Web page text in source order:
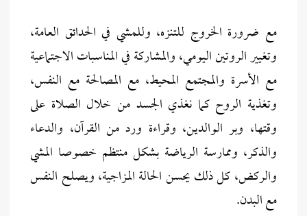
مع ضرورة الخروج للتنزه، وللمشي في الحدائق العامة،
وتغيير الروتين اليومي، والمشاركة في المناسبات الاجتماعية
مع الأسرة والمجتمع المحيط، مع المصالحة مع النفس،
وتغذية الروح كما نغذي الجسد من خلال الصلاة على
وقتها، وبر الوالدين، وقراءة ورد من القرآن، والدعاء
والذكر، وممارسة الرياضة بشكل منتظم خصوصا المشي
والركض، كل ذلك يحسن الحالة المزاجية، ويصلح النفس
مع البدن.